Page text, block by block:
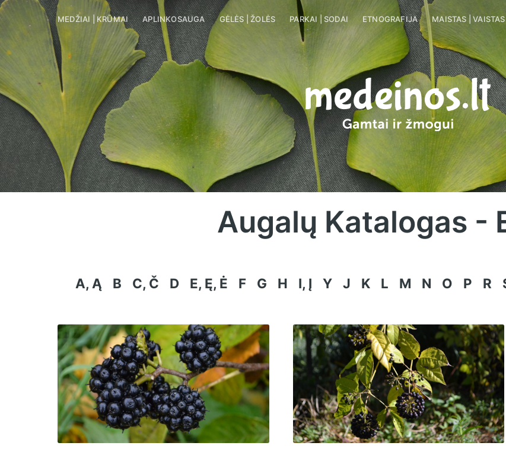
MEDŽIAI | KRŪMAI APLINKOSAUGA GĖLĖS | ŽOLĖS PARKAI | SODAI ETNOGRAFIJA MAISTAS | VAISTAS
Augalų Katalogas -
A, Ą B C, Č D E, Ę, Ė F G H I, Į Y J K L M N O P R
MEDŽIAI | KRŪMAI APLINKOSAUGA GĖLĖS | ŽOLĖS PARKAI | SODAI ETNOGRAFIJA